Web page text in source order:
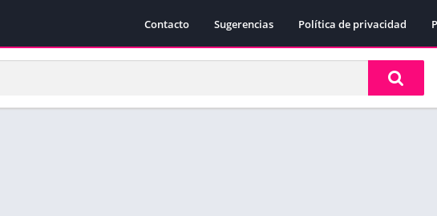
Contacto Sugerencias Política de privacidad